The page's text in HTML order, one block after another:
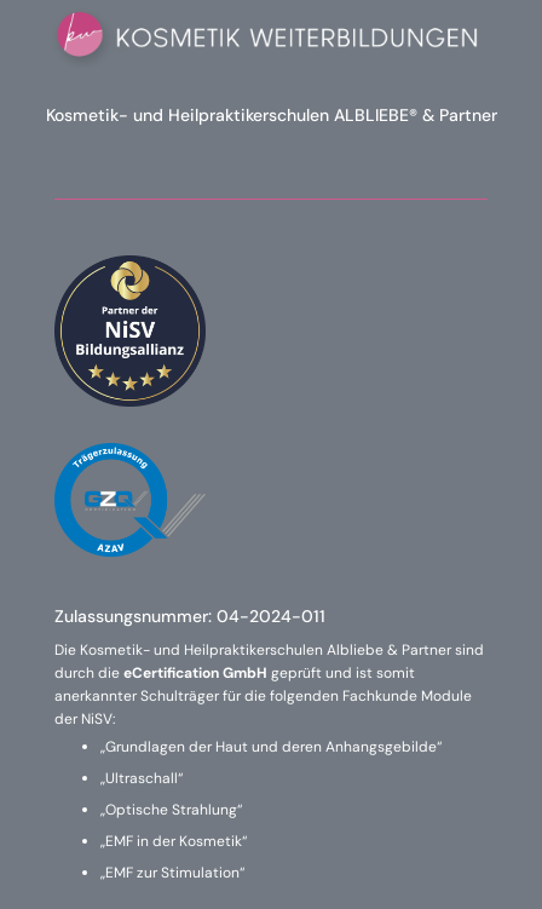
Kosmetik- und Heilpraktikerschulen ALBLIEBE® & Partner
Zulassungsnummer: 04-2024-011
Die Kosmetik- und Heilpraktikerschulen Albliebe & Partner sind
durch dieeCertification GmbH geprüft und ist somit
anerkannter Schulträger für die folgenden Fachkunde Module
der NiSV:
„Grundlagen der Haut und deren Anhangsgebilde“
„Ultraschall“
„Optische Strahlung“
„EMF in der Kosmetik“
„EMF zur Stimulation“